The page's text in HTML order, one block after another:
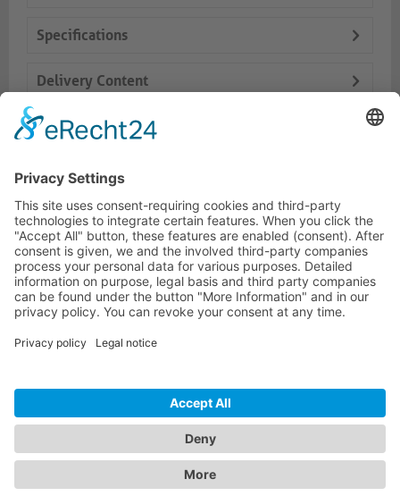
Specifications
Delivery Content
Dokumente
Prod. similaires
HOTLINE ASSISTANCE
ONEAV.EU
NEWSLETTER